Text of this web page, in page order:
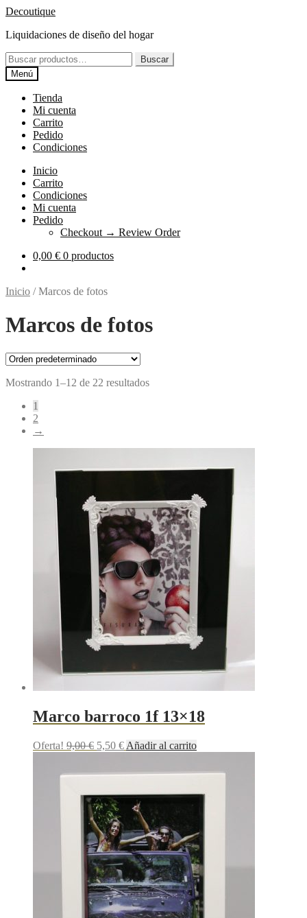
Ir
la
Ir
contenido
Decoutique
Liquidaciones de diseño del hogar
Buscar
por:
Buscar
Menú
Tienda
Mi cuenta
Carrito
Pedido
Condiciones
Inicio
Carrito
Condiciones
Mi cuenta
Pedido
Checkout → Review Order
0,00 € 0 productos
Inicio /Marcos de fotos
Marcos de fotos
Mostrando 1–12 de 22 resultados
1
2
→
Marco barroco 1f 13×18
Oferta! 9,00€ 5,50 € Añadir al carrito